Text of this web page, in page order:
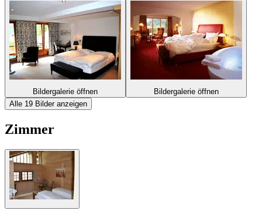
Bildergalerie öffnen
Bildergalerie öffnen
Alle 19 Bilder anzeigen
Zimmer